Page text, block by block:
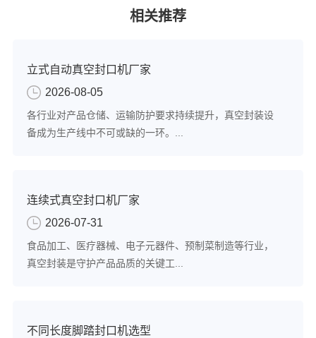
相关推荐
立式自动真空封口机厂家
2026-08-05
各行业对产品仓储、运输防护要求持续提升，真空封装设
备成为生产线中不可或缺的一环。...
连续式真空封口机厂家
2026-07-31
食品加工、医疗器械、电子元器件、预制菜制造等行业，
真空封装是守护产品品质的关键工...
不同长度脚踏封口机选型